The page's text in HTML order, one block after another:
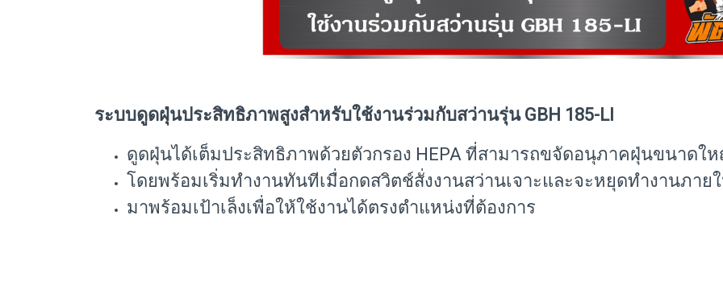
ระบบดูดฝุ่นประสิทธิภาพสูงสำหรับใช้งานร่วมกับสว่านรุ่น GBH 185-LI
ดูดฝุ่นได้เต็มประสิทธิภาพด้วยตัวกรอง HEPA ที่สามารถขจัดอนุภาคฝุ่นขนาดให
โดยพร้อมเริ่มทำงานทันทีเมื่อกดสวิตช์สั่งงานสว่านเจาะและจะหยุดทำงานภา
มาพร้อมเป้าเล็งเพื่อให้ใช้งานได้ตรงตำแหน่งที่ต้องการ